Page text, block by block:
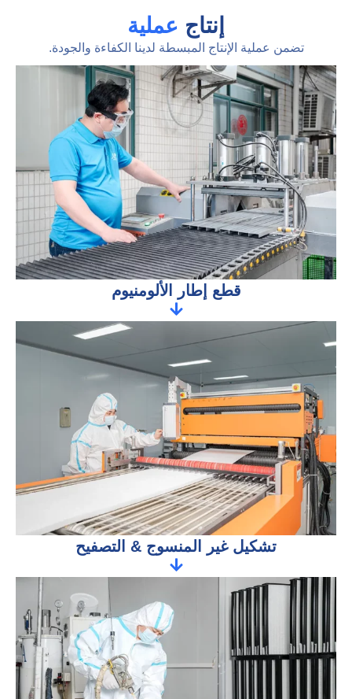
إنتاج عملية
تضمن عملية الإنتاج المبسطة لدينا الكفاءة والجودة.
قطع إطار الألومنيوم
تشكيل غير المنسوج & التصفيح